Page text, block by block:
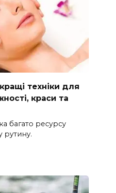
техніки для
краси та
багато ресурсу
рутину.